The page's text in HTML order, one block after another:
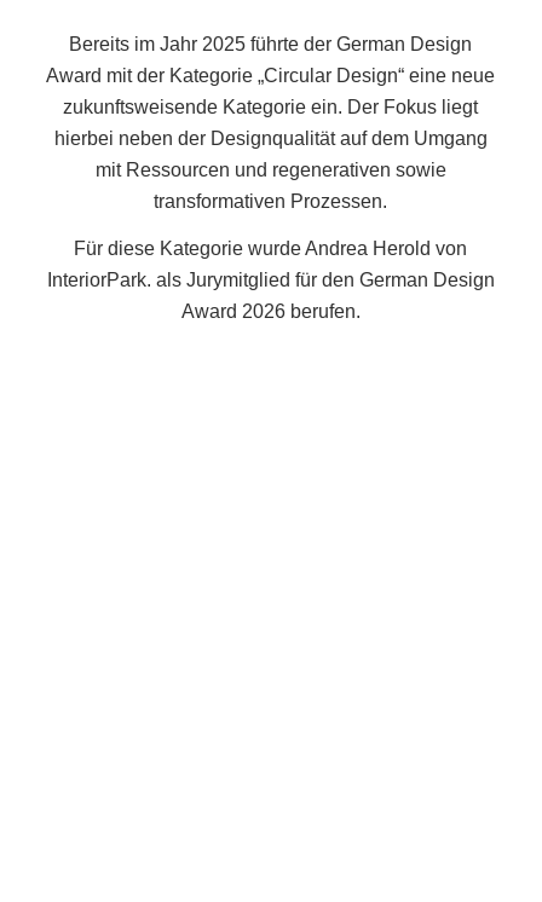
Bereits im Jahr 2025 führte der German Design
Award mit der Kategorie „Circular Design“ eine neue
zukunftsweisende Kategorie ein. Der Fokus liegt
hierbei neben der Designqualität auf dem Umgang
mit Ressourcen und regenerativen sowie
transformativen Prozessen.
Für diese Kategorie wurde Andrea Herold von
InteriorPark. als Jurymitglied für den German Design
Award 2026 berufen.